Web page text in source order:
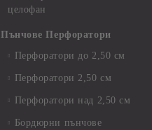
целофан
Пънчове Перфоратори
Перфоратори до 2,50 см
Перфоратори 2,50 см
Перфоратори над 2,50 см
Бордюрни пънчове